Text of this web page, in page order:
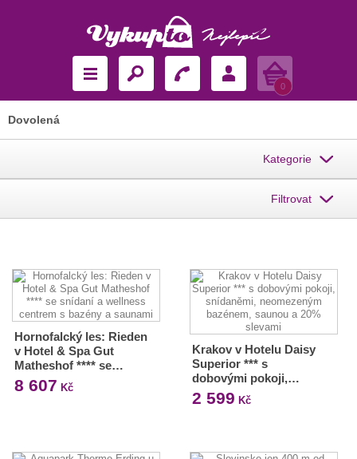
Košík
0
Dovolená
Kategorie
Filtrovat
Hornofalcký les: Rieden
v Hotel & Spa Gut
Matheshof **** se…
8 607 Kč
Krakov v Hotelu Daisy
Superior *** s
dobovými pokoji,…
2 599 Kč